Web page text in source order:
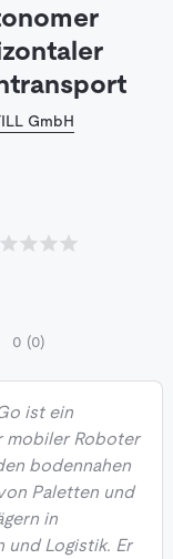
GmbH
0 (0)
ist ein
mobiler Roboter
bodennahen
Paletten und
in
und Logistik. Er